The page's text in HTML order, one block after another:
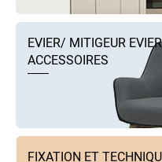
EVIER/ MITIGEUR
ACCESSOIRES
FIXATION ET